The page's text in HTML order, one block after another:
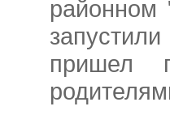
районном
пришел